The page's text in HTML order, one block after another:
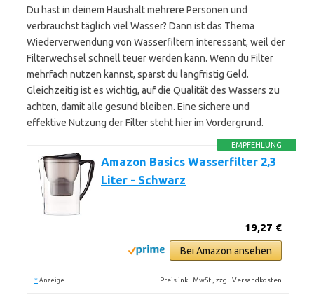
Du hast in deinem Haushalt mehrere Personen und
verbrauchst täglich viel Wasser? Dann ist das Thema
Wiederverwendung von Wasserfiltern interessant, weil der
Filterwechsel schnell teuer werden kann. Wenn du Filter
mehrfach nutzen kannst, sparst du langfristig Geld.
Gleichzeitig ist es wichtig, auf die Qualität des Wassers zu
achten, damit alle gesund bleiben. Eine sichere und
effektive Nutzung der Filter steht hier im Vordergrund.
EMPFEHLUNG
Amazon Basics Wasserfilter 2,3
Liter - Schwarz
19,27 €
Bei Amazon ansehen
* Anzeige Preis inkl. MwSt., zzgl. Versandkosten